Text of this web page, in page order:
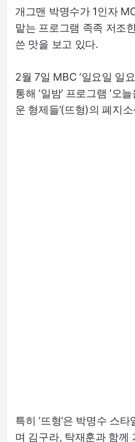
개그맨 박명수가 1인자
맡는 프로그램 족족 저조
쓴 맛을 보고 있다.
2월 7일 MBC ‘일요일 일
통해 ‘일밤’ 프로그램 ‘오
운 형제들’(뜨형)의 폐지
특히 ‘뜨형’은 박명수 스
며 김구라, 탁재훈과 함께